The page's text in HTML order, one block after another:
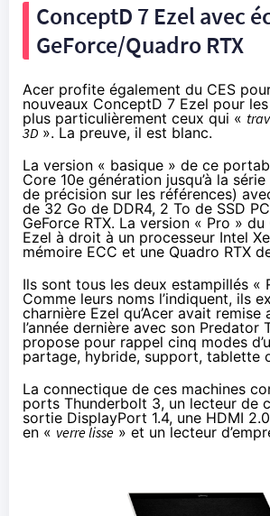
ConceptD 7 Ezel avec
GeForce/Quadro RTX
Acer profite également du CES
nouveaux ConceptD 7 Ezel pour
plus particulièrement ceux qui «
3D ». La preuve, il est blanc.
La version « basique » de ce
Core 10e génération jusqu’à la
de précision sur les références)
de 32 Go de DDR4, 2 To de SSD
GeForce RTX. La version « Pro »
Ezel à droit à un processeur Intel
mémoire ECC et une Quadro RTX
Ils sont tous les deux estampillés «
Comme leurs noms l’indiquent, ils
charnière Ezel qu’Acer avait
l’année dernièreavec son Predator
propose pour rappel cinq modes
partage, hybride, support, tablette
La connectique de ces machines
ports Thunderbolt 3, un lecteur de
sortie DisplayPort 1.4, une HDMI
en « verre lisse » et un lecteur